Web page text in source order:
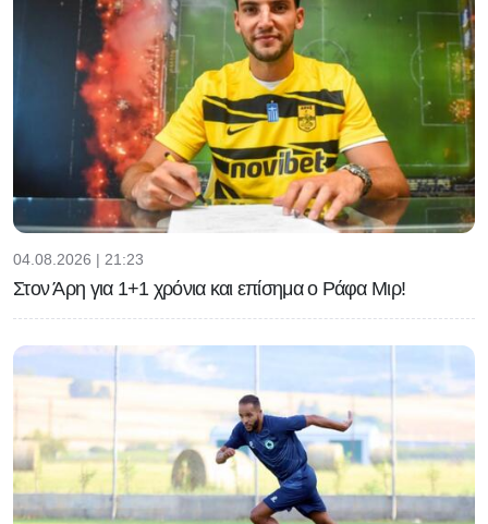
04.08.2026 | 21:23
Στον Άρη για 1+1 χρόνια και επίσημα ο Ράφα Μιρ!